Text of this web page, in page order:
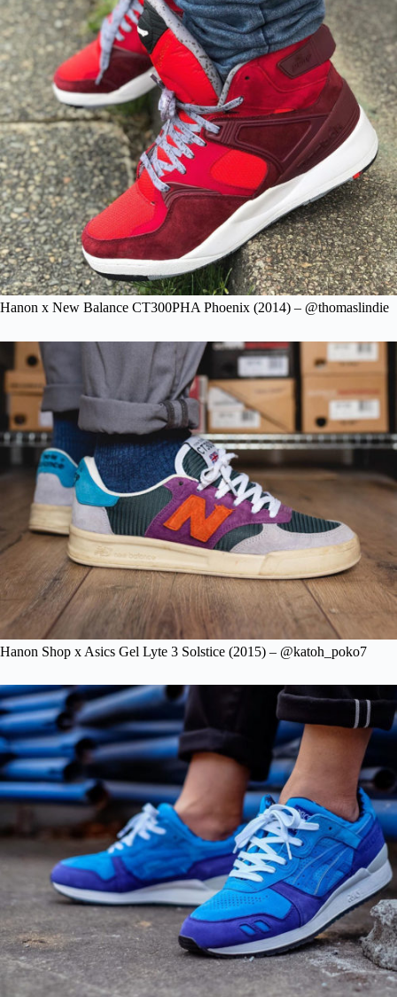
Hanon x New Balance CT300PHA Phoenix (2014) – @thomaslindie
Hanon Shop x Asics Gel Lyte 3 Solstice (2015) – @katoh_poko7